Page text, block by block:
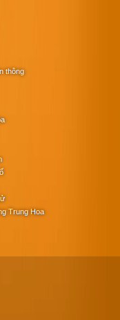
thông
Trung Hoa